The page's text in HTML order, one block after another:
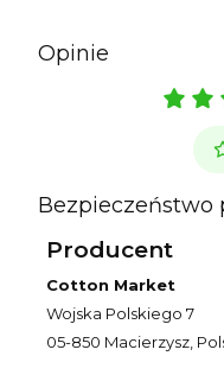
Opinie
Bezpieczeństwo
Producent
Cotton Market
Wojska Polskiego 7
05-850 Macierzysz,